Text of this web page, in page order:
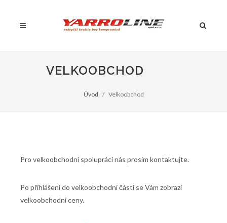
VELKOOBCHOD
Úvod Velkoobchod
Pro velkoobchodní spolupráci nás prosím kontaktujte.
Po příhlášení do velkoobchodní části se Vám zobrazí
velkoobchodní ceny.